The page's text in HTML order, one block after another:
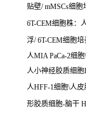
贴壁/ mMSCs细
6T-CEM细胞株：
浮/ 6T-CEM细胞培
人MIA PaCa-2细
人小神经胶质细
人HFF-1细胞\人
形胶质细胞-脑干